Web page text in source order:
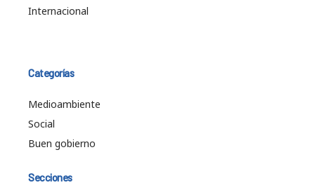
Internacional
Categorías
Medioambiente
Social
Buen gobierno
Secciones